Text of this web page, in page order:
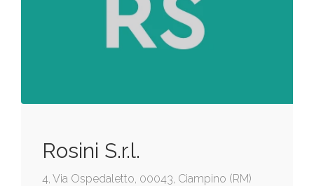
Rosini S.r.l.
4, Via Ospedaletto, 00043, Ciampino (RM)